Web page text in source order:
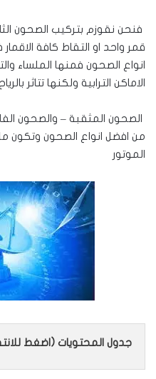
فنحن نقوزم بتركيب الصحون
قمر واحد او التقاط كافة
انواع الصحون فمنها الملساء
الاماكن الترابية ولكنها تتاثر
الصحون المثقبة – والصحون
من افضل انواع الصحون وتكون
الموتور
جدول المحتويات (اضغط